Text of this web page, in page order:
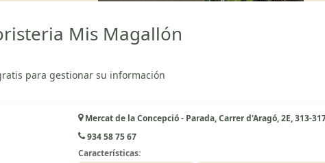
Mis Magallón
para gestionar su información
Mercat de la Concepció - Parada, Carrer d'Aragó, 2E, 313-
934 58 75 67
Características: